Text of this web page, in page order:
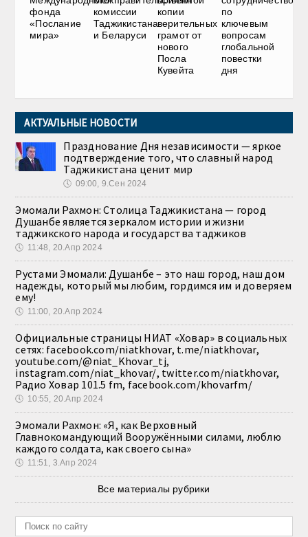
фонда
«Послание
мира»
комиссии
Таджикистана
и Беларуси
копии
верительных
грамот от
нового
Посла
Кувейта
по
ключевым
вопросам
глобальной
повестки
дня
АКТУАЛЬНЫЕ НОВОСТИ
Празднование Дня независимости — яркое
подтверждение того, что славный народ
Таджикистана ценит мир
🕔 09:00, 9.Сен 2024
Эмомали Рахмон: Столица Таджикистана — город
Душанбе является зеркалом истории и жизни
таджикского народа и государства таджиков
🕔 11:48, 20.Апр 2024
Рустами Эмомали: Душанбе – это наш город, наш дом
надежды, который мы любим, гордимся им и доверяем
ему!
🕔 11:00, 20.Апр 2024
Официальные страницы НИАТ «Ховар» в социальных
сетях: facebook.com/niatkhovar, t.me/niatkhovar,
youtube.com/@niat_Khovar_tj,
instagram.com/niat_khovar/, twitter.com/niatkhovar,
Радио Ховар 101.5 fm, facebook.com/khovarfm/
🕔 10:55, 20.Апр 2024
Эмомали Рахмон: «Я, как Верховный
Главнокомандующий Вооружёнными силами, люблю
каждого солдата, как своего сына»
🕔 11:51, 3.Апр 2024
Все материалы рубрики